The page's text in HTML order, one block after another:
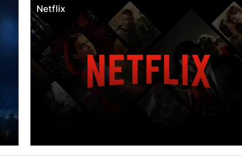
Netflix